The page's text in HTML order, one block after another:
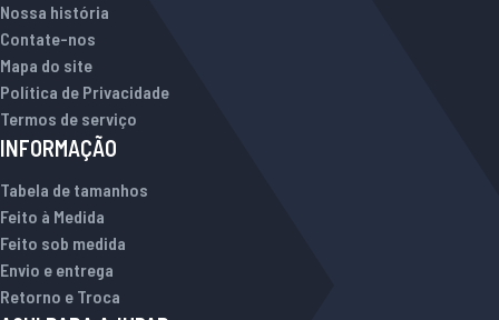
Nossa história
Contate-nos
Mapa do site
Política de Privacidade
Termos de serviço
INFORMAÇÃO
Tabela de tamanhos
Feito à Medida
Feito sob medida
Envio e entrega
Retorno e Troca